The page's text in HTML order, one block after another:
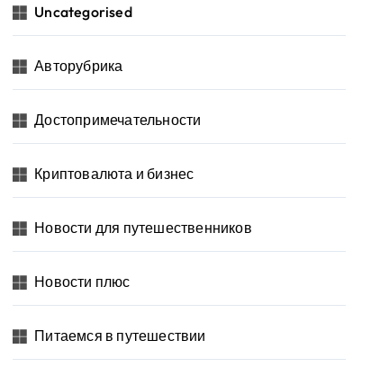
Uncategorised
Авторубрика
Достопримечательности
Криптовалюта и бизнес
Новости для путешественников
Новости плюс
Питаемся в путешествии